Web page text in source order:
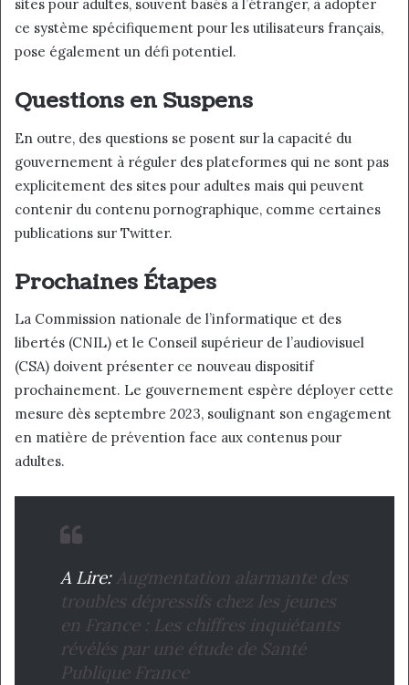
sites pour adultes, souvent basés à l’étranger, à adopter
ce système spécifiquement pour les utilisateurs français,
pose également un défi potentiel.
Questions en Suspens
En outre, des questions se posent sur la capacité du
gouvernement à réguler des plateformes qui ne sont pas
explicitement des sites pour adultes mais qui peuvent
contenir du contenu pornographique, comme certaines
publications sur Twitter.
Prochaines Étapes
La Commission nationale de l’informatique et des
libertés (CNIL) et le Conseil supérieur de l’audiovisuel
(CSA) doivent présenter ce nouveau dispositif
prochainement. Le gouvernement espère déployer cette
mesure dès septembre 2023, soulignant son engagement
en matière de prévention face aux contenus pour
adultes.
A Lire: Augmentation alarmante des
troubles dépressifs chez les jeunes
en France : Les chiffres inquiétants
révélés par une étude de Santé
Publique France